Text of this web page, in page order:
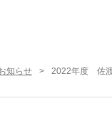
知らせ 2022年度 佐